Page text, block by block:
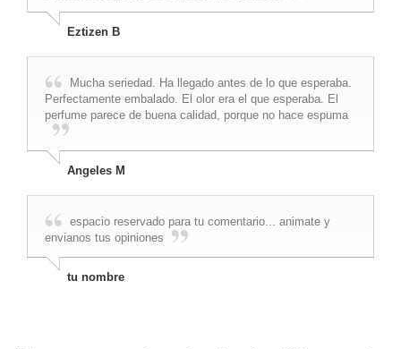
Eztizen B
Mucha seriedad. Ha llegado antes de lo que esperaba.
Perfectamente embalado. El olor era el que esperaba. El
perfume parece de buena calidad, porque no hace espuma
Angeles M
espacio reservado para tu comentario... animate y
envianos tus opiniones
tu nombre